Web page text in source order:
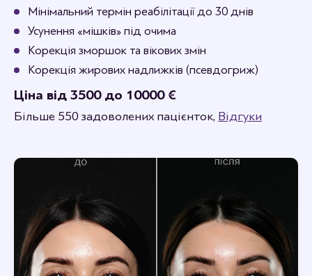
Мінімальний термін реабілітації до 30 днів
Усунення «мішків» під очима
Корекція зморшок та вікових змін
Корекція жирових надлижків (псевдогриж)
Ціна від 3500 до 10000 €
Більше 550 задоволених пацієнток, Відгуки